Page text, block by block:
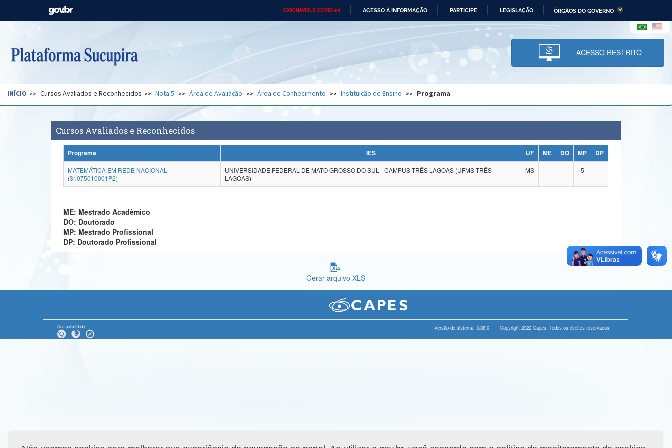
CORONAVÍRUS (COVID-19) ACESSO À INFORMAÇÃO PARTICIPE LEGISLAÇÃO ÓRGÃOS DO GOVERNO
Casa Civil Ministério das Relações Ministério da Economia Ministério da Infraestrutura
Pecuária e Abastecimento
Ministério da Ciência,
Tecnologia, Inovações e
Comunicações
Ministério do Desenvolvimento
Regional e dos Direitos Humanos
Secretaria de Governo Gabinete de Segurança Advocacia-Geral da União Banco Central do Brasil Planalto
ACESSO RESTRITO
INÍCIO Cursos Avaliados e Reconhecidos Nota 5 Área de Avaliação Área de Conhecimento Instituição de Ensino Programa
Cursos Avaliados e Reconhecidos
Programa IES UF ME DO MP
DP
MATEMÁTICA EM REDE NACIONAL
(31075010001P2)
UNIVERSIDADE FEDERAL DE MATO GROSSO DO SUL - CAMPUS TRÊS LAGOAS (UFMS-TRÊS
LAGOAS)
MS - - 5 -
ME: Mestrado Acadêmico
DO: Doutorado
MP: Mestrado Profissional
DP: Doutorado Profissional
Gerar arquivo XLS
Compatibilidade Versão do sistema: 3.88.9 Copyright 2022 Capes. Todos os direitos reservados.